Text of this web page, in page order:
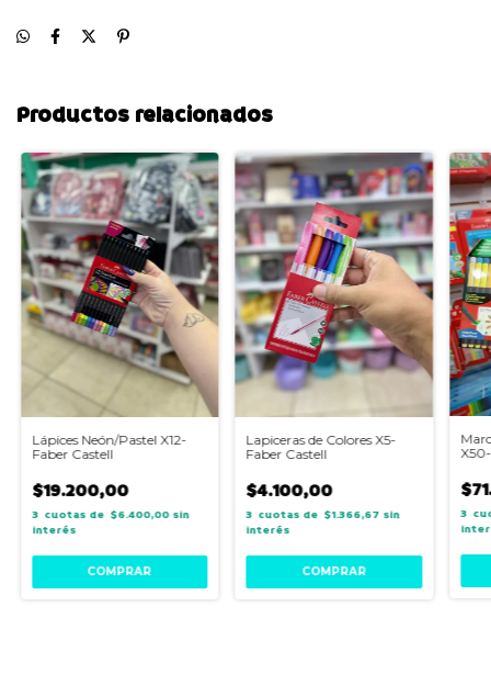
Productos relacionados
Lápices Neón/Pastel X12-
Faber Castell
$19.200,00
3 $6.400,00 sin
interés
Lapiceras de Colores X5-
Faber Castell
$4.100,00
3 $1.366,67 sin
interés
3